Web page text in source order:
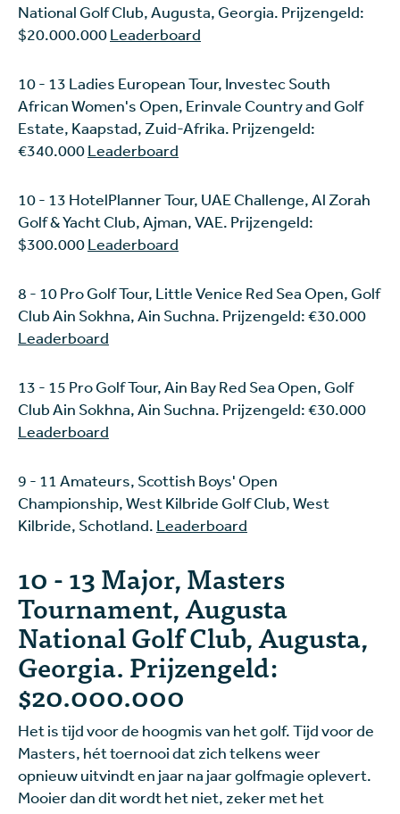
National Golf Club, Augusta, Georgia. Prijzengeld:
$20.000.000Leaderboard
10 - 13 Ladies European Tour, Investec South
African Women's Open, Erinvale Country and Golf
Estate, Kaapstad, Zuid-Afrika. Prijzengeld:
€340.000Leaderboard
10 - 13 HotelPlanner Tour, UAE Challenge, Al Zorah
Golf & Yacht Club, Ajman, VAE. Prijzengeld:
$300.000Leaderboard
8 - 10 Pro Golf Tour, Little Venice Red Sea Open, Golf
Club Ain Sokhna, Ain Suchna. Prijzengeld: €30.000
Leaderboard
13 - 15 Pro Golf Tour, Ain Bay Red Sea Open, Golf
Club Ain Sokhna, Ain Suchna. Prijzengeld: €30.000
Leaderboard
9 - 11 Amateurs, Scottish Boys' Open
Championship, West Kilbride Golf Club, West
Kilbride, Schotland. Leaderboard
10 - 13 Major, Masters
Tournament, Augusta
National Golf Club, Augusta,
Georgia. Prijzengeld:
$20.000.000
Het is tijd voor de hoogmis van het golf. Tijd voor de
Masters, hét toernooi dat zich telkens weer
opnieuw uitvindt en jaar na jaar golfmagie oplevert.
Mooier dan dit wordt het niet, zeker met het